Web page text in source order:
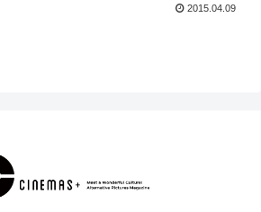
2015.04.09